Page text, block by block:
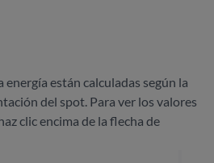
energía están calculadas según la
del spot. Para ver los valores
clic encima de la flecha de